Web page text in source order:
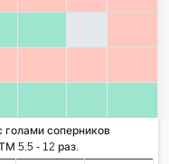
голами соперников
5.5 - 12 раз.